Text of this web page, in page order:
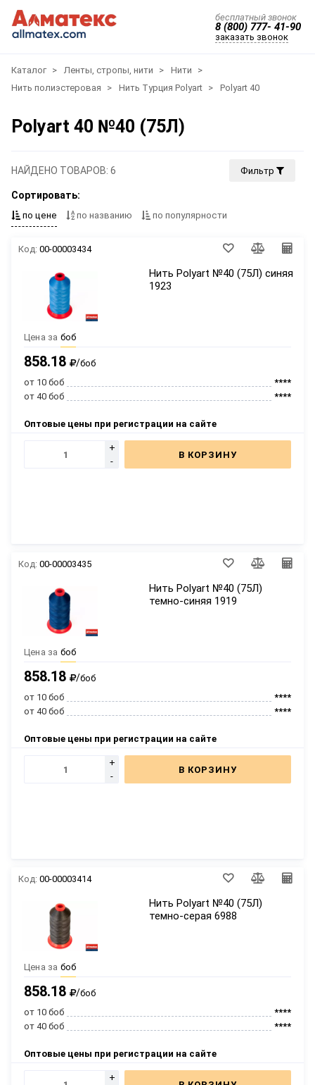
бесплатный звонок
8 (800) 777- 41-90
заказать звонок
Каталог Ленты, стропы, нити
Нити
Нить полиэстеровая
Нить Турция Polyart Polyart 40
Polyart 40 №40 (75Л)
Фильтр
НАЙДЕНО ТОВАРОВ: 6
Сортировать:
по цене по названию по популярности
Код: 00-00003434
Нить Polyart №40 (75Л) синяя
1923
Цена за боб
858.18 /боб
от 10 боб
****
от 40 боб
****
Оптовые цены при регистрации на сайте
+
-
В КОРЗИНУ
Код: 00-00003435
Нить Polyart №40 (75Л)
темно-синяя 1919
Цена за боб
858.18 /боб
от 10 боб
****
от 40 боб
****
Оптовые цены при регистрации на сайте
+
-
В КОРЗИНУ
Код: 00-00003414
Нить Polyart №40 (75Л)
темно-серая 6988
Цена за боб
858.18 /боб
от 10 боб
****
от 40 боб
****
Оптовые цены при регистрации на сайте
+